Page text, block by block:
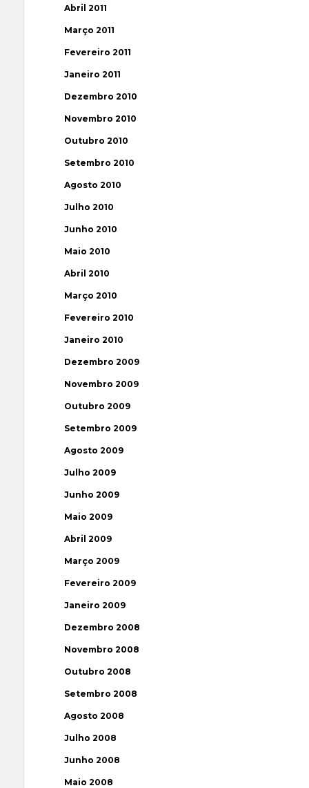
Abril 2011
Março 2011
Fevereiro 2011
Janeiro 2011
Dezembro 2010
Novembro 2010
Outubro 2010
Setembro 2010
Agosto 2010
Julho 2010
Junho 2010
Maio 2010
Abril 2010
Março 2010
Fevereiro 2010
Janeiro 2010
Dezembro 2009
Novembro 2009
Outubro 2009
Setembro 2009
Agosto 2009
Julho 2009
Junho 2009
Maio 2009
Abril 2009
Março 2009
Fevereiro 2009
Janeiro 2009
Dezembro 2008
Novembro 2008
Outubro 2008
Setembro 2008
Agosto 2008
Julho 2008
Junho 2008
Maio 2008